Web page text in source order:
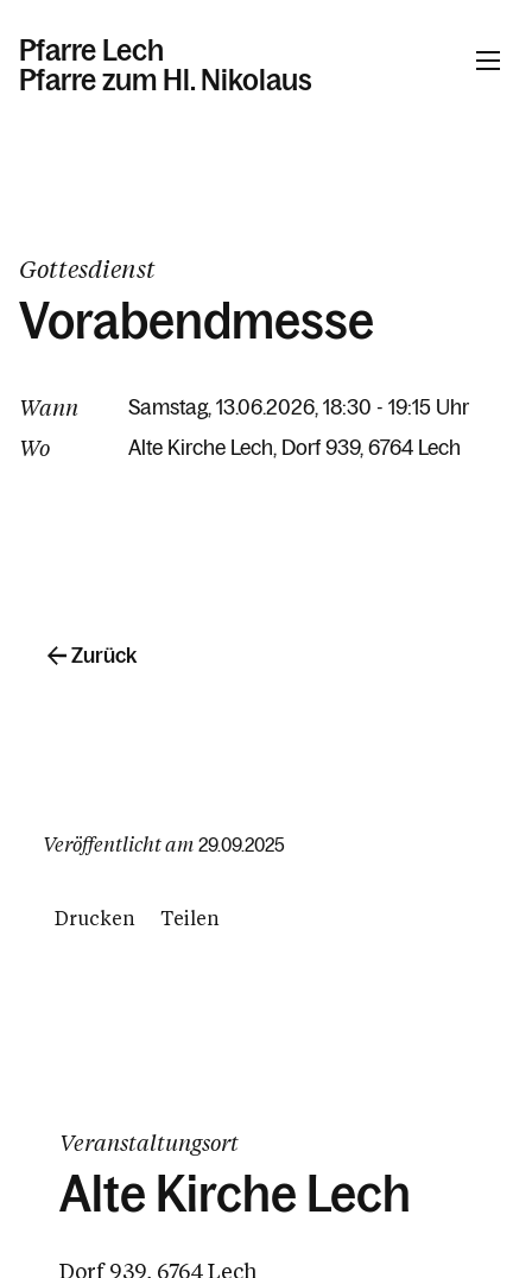
Pfarre Lech
Pfarre zum Hl. Nikolaus
Kalender
Kontakt
Gottesdienst
Vorabendmesse
Wann Samstag, 13.06.2026, 18:30 - 19:15 Uhr
Wo Alte Kirche Lech Dorf 939 6764 Lech
Veröffentlicht am 29.09.2025
Drucken Teilen
Zurück
Veranstaltungsort
Alte Kirche Lech
Dorf 939, 6764 Lech